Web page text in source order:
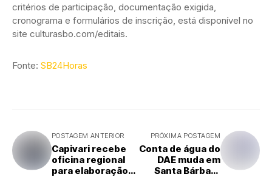
critérios de participação, documentação exigida,
cronograma e formulários de inscrição, está disponível no
site culturasbo.com/editais.
Fonte: SB24Horas
POSTAGEM ANTERIOR
Capivari recebe
oficina regional
para elaboração
PRÓXIMA POSTAGEM
Conta de água do
DAE muda em
Santa Bárbara